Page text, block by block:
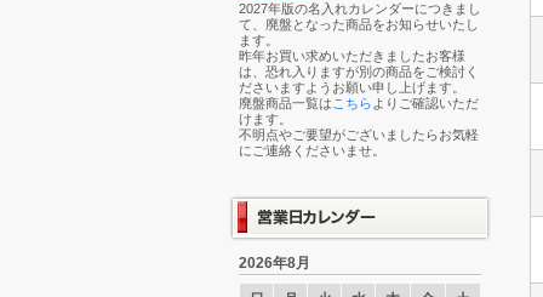
2027年版の名入れカレンダーにつきまし
て、廃盤となった商品をお知らせいたし
ます。
昨年お買い求めいただきましたお客様
は、恐れ入りますが別の商品をご検討く
ださいますようお願い申し上げます。
廃盤商品一覧は こちら よりご確認いただ
けます。
不明点やご要望がございましたらお気軽
にご連絡くださいませ。
2026年8月